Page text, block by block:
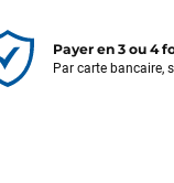
Payer en 3 ou 4
Par carte bancaire,